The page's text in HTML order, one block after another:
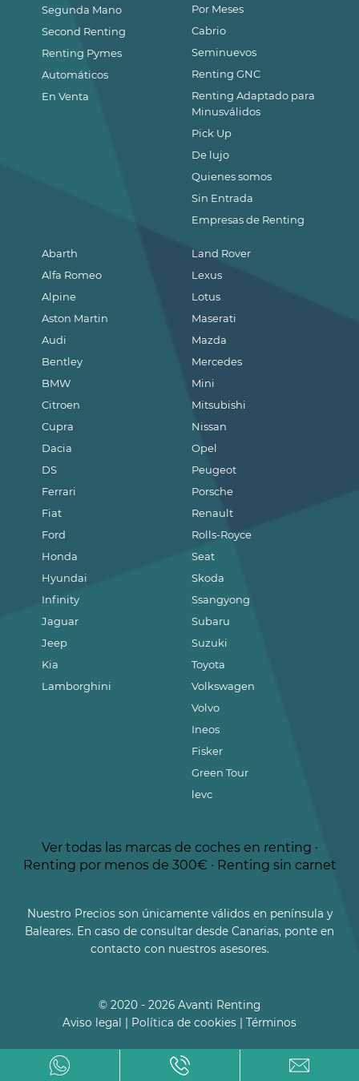
Segunda Mano
Second Renting
Renting Pymes
Automáticos
En Venta
Abarth
Alfa Romeo
Alpine
Aston Martin
Audi
Bentley
BMW
Citroen
Cupra
Dacia
DS
Ferrari
Fiat
Ford
Honda
Hyundai
Infinity
Jaguar
Jeep
Kia
Lamborghini
Land Rover
Lexus
Lotus
Maserati
Mazda
Mercedes
Mini
Mitsubishi
Nissan
Opel
Peugeot
Porsche
Renault
Rolls-Royce
Seat
Skoda
Ssangyong
Subaru
Suzuki
Toyota
Volkswagen
Volvo
Ineos
Fisker
Green Tour
levc
Por Meses
Cabrio
Seminuevos
Renting GNC
Renting Adaptado para
Minusválidos
Pick Up
De lujo
Quienes somos
Sin Entrada
Empresas de Renting
Ver todas las marcas de coches en renting ·
Renting por menos de 300€ · Renting sin carnet
Nuestro Precios son únicamente válidos en península y
Baleares. En caso de consultar desde Canarias, ponte en
contacto con nuestros asesores.
© 2020 - 2026 Avanti Renting
Aviso legal
Política de cookies Términos